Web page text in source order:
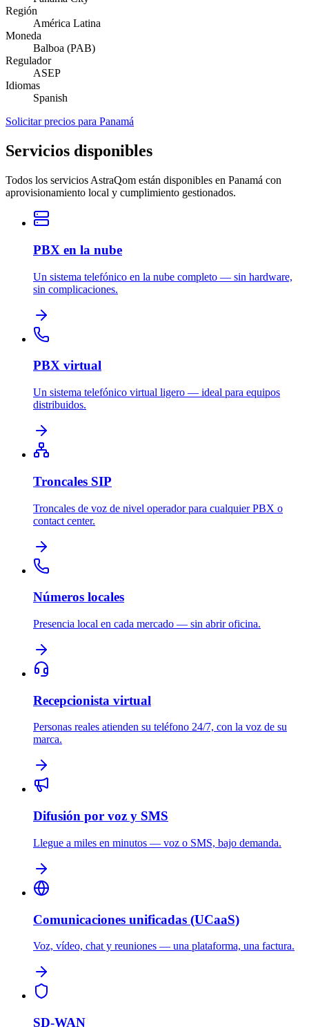
Región
América Latina
Moneda
Balboa (PAB)
Regulador
ASEP
Idiomas
Spanish
Solicitar precios para Panamá
Servicios disponibles
Todos los servicios AstraQom están disponibles en Panamá con
aprovisionamiento local y cumplimiento gestionados.
PBX en la nube
Un sistema telefónico en la nube completo — sin hardware,
sin complicaciones.
PBX virtual
Un sistema telefónico virtual ligero — ideal para equipos
distribuidos.
Troncales SIP
Troncales de voz de nivel operador para cualquier PBX o
contact center.
Números locales
Presencia local en cada mercado — sin abrir oficina.
Recepcionista virtual
Personas reales atienden su teléfono 24/7, con la voz de su
marca.
Difusión por voz y SMS
Llegue a miles en minutos — voz o SMS, bajo demanda.
Comunicaciones unificadas (UCaaS)
Voz, vídeo, chat y reuniones — una plataforma, una factura.
SD-WAN